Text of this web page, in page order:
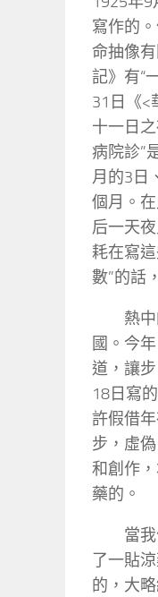
寫作的
命抽像
記》有“
31日《<
十一日
病院診”
月的3日
個月。
后一天
耗在寫
數”的話
熱
國。今
道，讓
18日寫
許假借
步，虛
和創作
藥的。
當
了一貼
的，大